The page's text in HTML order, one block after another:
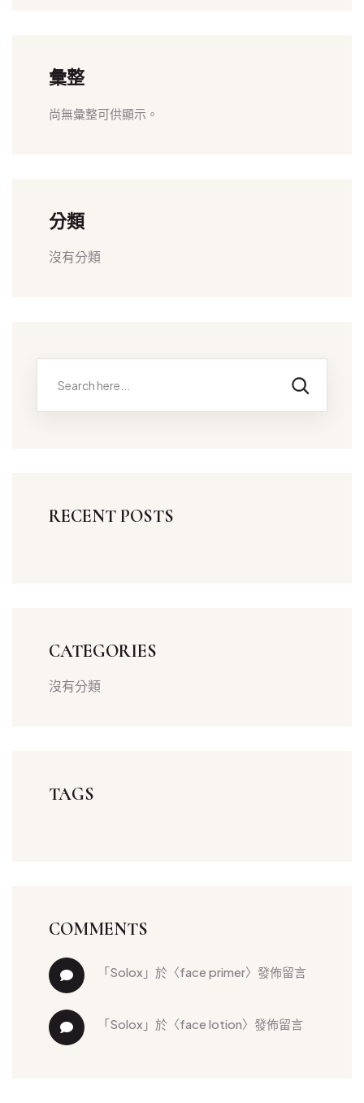
彙整
尚無彙整可供顯示。
分類
沒有分類
RECENT POSTS
CATEGORIES
沒有分類
TAGS
COMMENTS
「 solox 」於〈face primer〉發佈留言
「 solox 」於〈face lotion〉發佈留言